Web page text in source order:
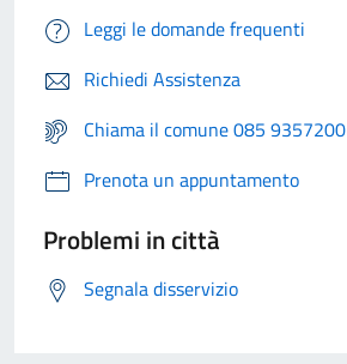
Leggi le domande frequenti
Richiedi Assistenza
Chiama il comune 085 9357200
Prenota un appuntamento
Problemi in città
Segnala disservizio